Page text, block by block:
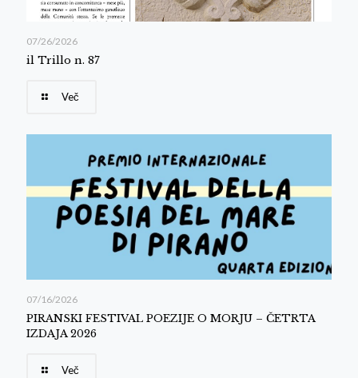
07/26/2026
il Trillo n. 87
Več
07/16/2026
PIRANSKI FESTIVAL POEZIJE O MORJU – ČETRTA
IZDAJA 2026
Več